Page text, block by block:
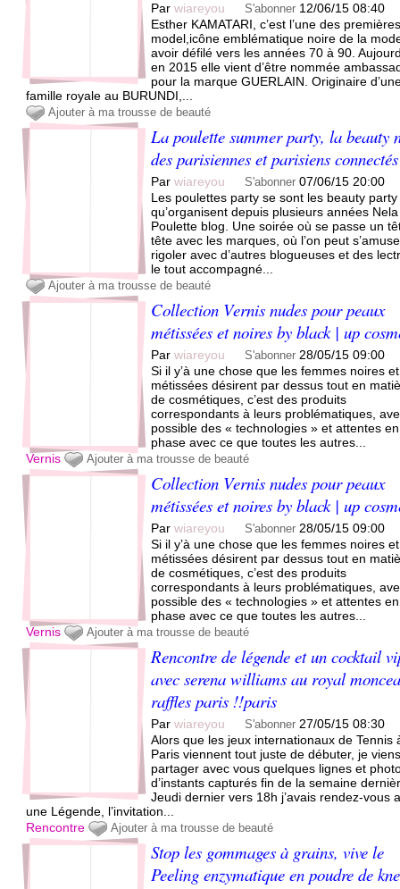
Parwiareyou S'abonner 12/06/15 08:40
Esther KAMATARI, c’est l’une des
model,icône emblématique noire de la
avoir défilé vers les années 70 à 90.
en 2015 elle vient d’être nommée
pour la marque GUERLAIN. Originaire
famille royale au BURUNDI,...
Ajouter à ma trousse de beauté
La poulette summer party, la beauty
des parisiennes et parisiens connectés
Parwiareyou S'abonner 07/06/15 20:00
Les poulettes party se sont les beauty party
qu’organisent depuis plusieurs années
Poulette blog. Une soirée où se passe un
tête avec les marques, où l’on peut
rigoler avec d’autres blogueuses et des
le tout accompagné...
Ajouter à ma trousse de beauté
Collection Vernis nudes pour peaux
métissées et noires by black | up
Parwiareyou S'abonner 28/05/15 09:00
Si il y’à une chose que les femmes noires et
métissées désirent par dessus tout en
de cosmétiques, c’est des produits
correspondants à leurs problématiques,
possible des « technologies » et attentes en
phase avec ce que toutes les autres...
Vernis
Ajouter à ma trousse de beauté
Collection Vernis nudes pour peaux
métissées et noires by black | up
Parwiareyou S'abonner 28/05/15 09:00
Si il y’à une chose que les femmes noires et
métissées désirent par dessus tout en
de cosmétiques, c’est des produits
correspondants à leurs problématiques,
possible des « technologies » et attentes en
phase avec ce que toutes les autres...
Vernis
Ajouter à ma trousse de beauté
Rencontre de légende et un cocktail
avec serena williams au royal
raffles paris !!paris
Parwiareyou S'abonner 27/05/15 08:30
Alors que les jeux internationaux de Tennis
Paris viennent tout juste de débuter, je
partager avec vous quelques lignes et
d’instants capturés fin de la semaine
Jeudi dernier vers 18h j’avais rendez-vous
une Légende, l’invitation...
Rencontre
Ajouter à ma trousse de beauté
Stop les gommages à grains, vive le
Peeling enzymatique en poudre de